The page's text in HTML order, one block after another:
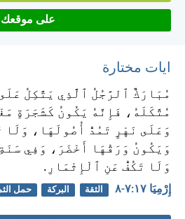
على موقعك
ايات مختارة
مُبَارَكٌ ٱلرَّجُلُ ٱلَّذِي يَتَّكِلُ
مُتَّكَلَهُ، فَإِنَّهُ يَكُونُ كَشَجَرَةٍ
وَعَلَى نَهْرٍ تَمُدُّ أُصُولَهَا، وَلَا
وَيَكُونُ وَرَقُهَا أَخْضَرَ، وَفِي
وَلَا تَكُفُّ عَنِ ٱلْإِثْمَارِ.
إِرْمِيَا ١٧:‏٧-‏٨ الثقة البركة حمل